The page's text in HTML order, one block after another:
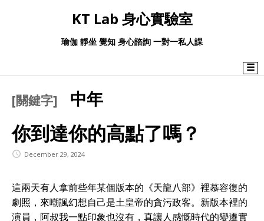
KT Lab 身心實驗室
瑜伽 靜坐 覺知 身心諮詢 一對一私人課
☰
[關鍵字] 中年
你到達你的高點了嗎？
December 29, 2024
這兩天有人拿前些年某個版本的《天龍八部》裡慕容復的
劇照，來嘲諷幻想自己是土皇帝的貪污政客。新版本裡的
演員，阿叔我一點印象也沒有，真讓人感慨時代的變遷實